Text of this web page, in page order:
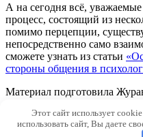
А на сегодня всё,
процесс, состоящий из
помимо перцепции,
непосредственно само
сможете узнать из статьи
стороны общения в
Материал подготовила
© 2026 Qvilon.ru
Этот сайт использует
использовать сайт, Вы даете